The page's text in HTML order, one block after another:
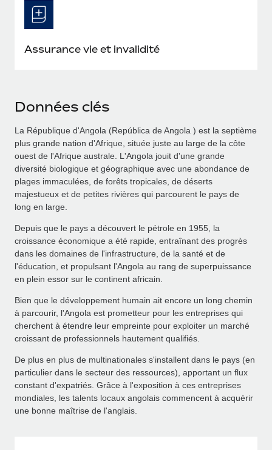
Assurance vie et invalidité
Données clés
La République d'Angola (República de Angola ) est la septième
plus grande nation d'Afrique, située juste au large de la côte
ouest de l'Afrique australe. L'Angola jouit d'une grande
diversité biologique et géographique avec une abondance de
plages immaculées, de forêts tropicales, de déserts
majestueux et de petites rivières qui parcourent le pays de
long en large.
Depuis que le pays a découvert le pétrole en 1955, la
croissance économique a été rapide, entraînant des progrès
dans les domaines de l'infrastructure, de la santé et de
l'éducation, et propulsant l'Angola au rang de superpuissance
en plein essor sur le continent africain.
Bien que le développement humain ait encore un long chemin
à parcourir, l'Angola est prometteur pour les entreprises qui
cherchent à étendre leur empreinte pour exploiter un marché
croissant de professionnels hautement qualifiés.
De plus en plus de multinationales s'installent dans le pays (en
particulier dans le secteur des ressources), apportant un flux
constant d'expatriés. Grâce à l'exposition à ces entreprises
mondiales, les talents locaux angolais commencent à acquérir
une bonne maîtrise de l'anglais.